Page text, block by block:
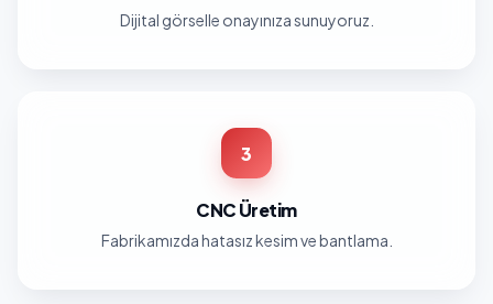
Dijital görselle onayınıza sunuyoruz.
3
CNC Üretim
Fabrikamızda hatasız kesim ve bantlama.